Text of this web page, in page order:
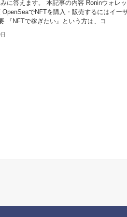
に答えます。 本記事の内容 Roninウォレ
OpenSeaでNFTを購入・販売するにはイー
『NFTで稼ぎたい』という方は、コ...